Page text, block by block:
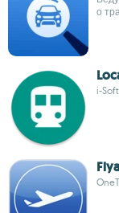
о
i-Soft